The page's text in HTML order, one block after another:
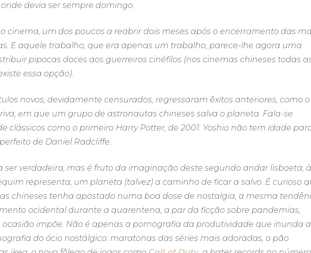
devia ser sempre domingo.
cinema, um dos poucos a reabrir dois meses após o encerramento das
E aquele trabalho, que era apenas um trabalho, parece-lhe agora uma
pipocas doces aos guerreiros cinéfilos (nos cinemas chineses todas
essa opção).
novos, devidamente censurados, regressaram êxitos anteriores, como o
em que um grupo de astronautas chineses salva o planeta. Fala-se
clássicos como o primeiro Harry Potter, de 2001. Yoshio não tem idade
de Daniel Radcliffe.
ser verdadeira, mas é fruto da imaginação deste segundo andar lisboeta, à
representa, um planeta (talvez) a caminho de ficar a salvo. É curioso
chineses tenha apostado numa boa dose de nostalgia, a mesma
ocidental durante a quarentena, a par da ficção sobre pandemias,
ocasião impõe. Não é apenas a pornografia da produtividade que inunda
do ócio nostálgico: maratonas das séries mais adoradas, o pão